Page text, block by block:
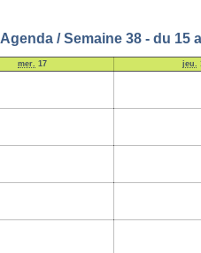
Agenda / Semaine 38 - du 15
mer. 17 jeu.